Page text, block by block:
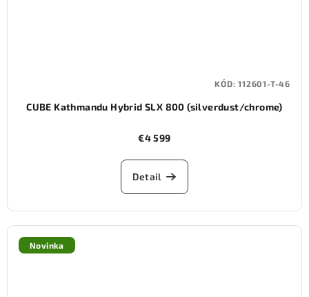
CUBE Kathmandu Hybrid SLX 800 (silverdust/chrome)
€4 599
Detail
KÓD:112601-T-46
Novinka